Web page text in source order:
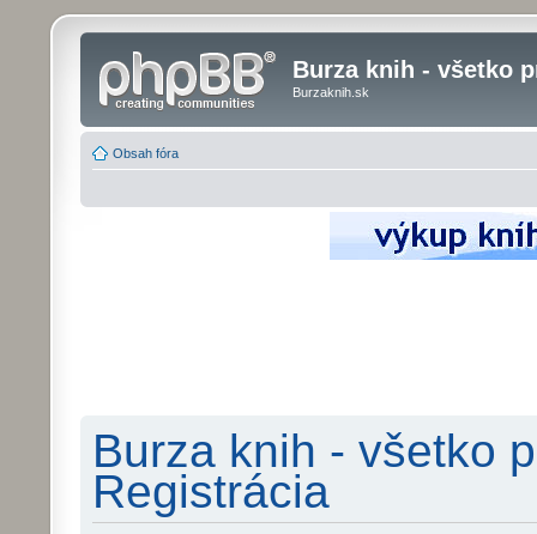
Burza knih - všetko
Burzaknih.sk
Obsah fóra
Burza knih - všetko
Registrácia